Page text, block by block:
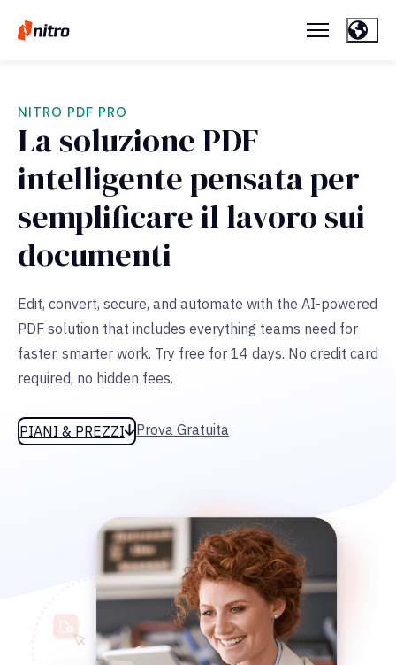
NITRO PDF PRO
La soluzione PDF
intelligente pensata per
semplificare il lavoro sui
documenti
Edit, convert, secure, and automate with the AI-powered
PDF solution that includes everything teams need for
faster, smarter work. Try free for 14 days. No credit card
required, no hidden fees.
PIANI & PREZZI Prova Gratuita